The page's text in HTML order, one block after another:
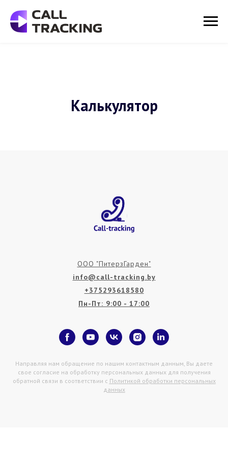
Калькулятор
ООО "ПитерзГарден"
info@call-tracking.by
+375293618580
Пн-Пт: 9:00 - 17:00
Направляя нам обращение по нашим контактным данным, Вы даете
свое согласие на обработку персональных данных для получения
обратной связи в соответствии с Политикой обработки персональных
данных